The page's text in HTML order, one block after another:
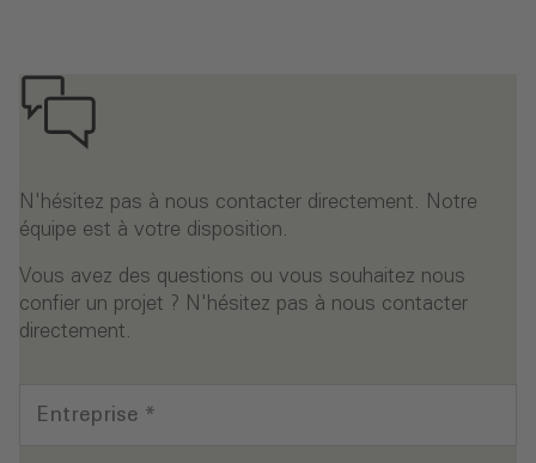
N'hésitez pas à nous contacter directement. Notre
équipe est à votre disposition.
Vous avez des questions ou vous souhaitez nous
confier un projet ? N'hésitez pas à nous contacter
directement.
Entreprise *